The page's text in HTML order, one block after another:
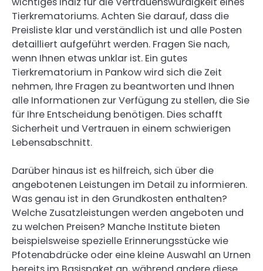
Tierkrematoriums. Achten Sie darauf, dass die
Preisliste klar und verständlich ist und alle Posten
detailliert aufgeführt werden. Fragen Sie nach,
wenn Ihnen etwas unklar ist. Ein gutes
Tierkrematorium in Pankow wird sich die Zeit
nehmen, Ihre Fragen zu beantworten und Ihnen
alle Informationen zur Verfügung zu stellen, die Sie
für Ihre Entscheidung benötigen. Dies schafft
Sicherheit und Vertrauen in einem schwierigen
Lebensabschnitt.
Darüber hinaus ist es hilfreich, sich über die
angebotenen Leistungen im Detail zu informieren.
Was genau ist in den Grundkosten enthalten?
Welche Zusatzleistungen werden angeboten und
zu welchen Preisen? Manche Institute bieten
beispielsweise spezielle Erinnerungsstücke wie
Pfotenabdrücke oder eine kleine Auswahl an Urnen